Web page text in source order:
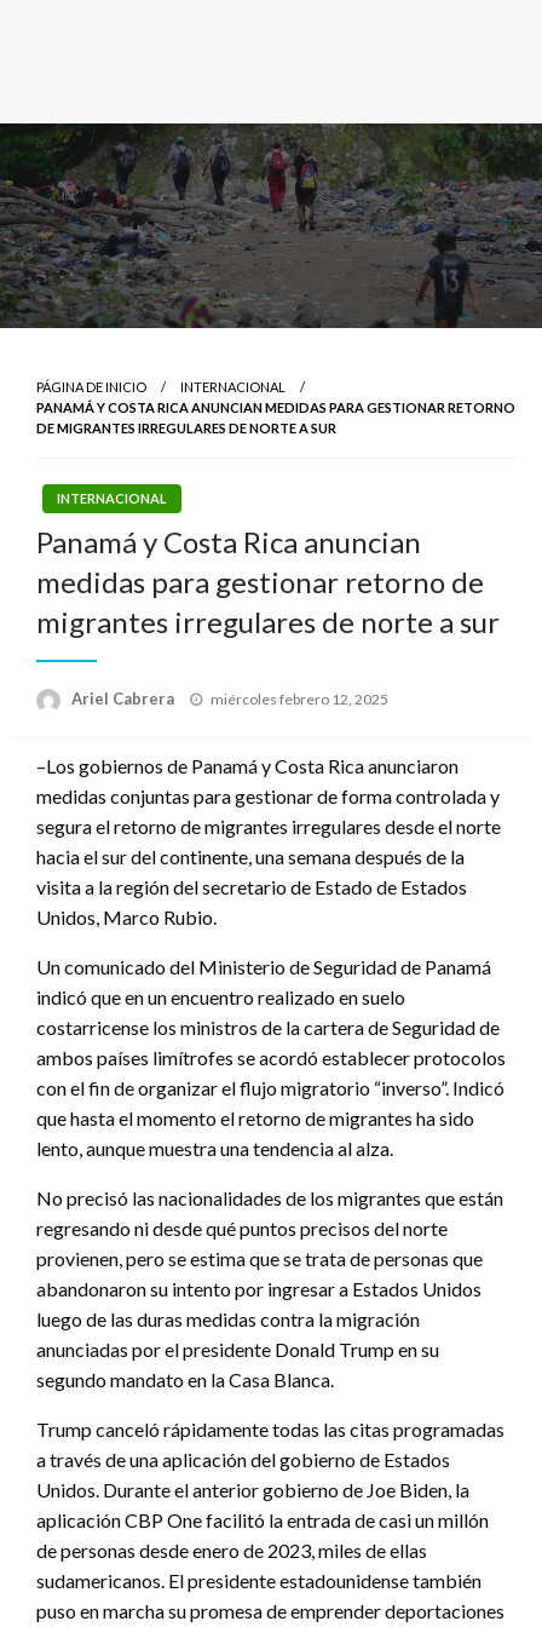
PÁGINA DE INICIO
INTERNACIONAL
PANAMÁ Y COSTA RICA ANUNCIAN MEDIDAS PARA GESTIONAR RETORNO
DE MIGRANTES IRREGULARES DE NORTE A SUR
INTERNACIONAL
Panamá y Costa Rica anuncian
medidas para gestionar retorno de
migrantes irregulares de norte a sur
Ariel Cabrera
Publicado
miércoles febrero 12, 2025
–Los gobiernos de Panamá y Costa Rica anunciaron
medidas conjuntas para gestionar de forma controlada y
segura el retorno de migrantes irregulares desde el norte
hacia el sur del continente, una semana después de la
visita a la región del secretario de Estado de Estados
Unidos, Marco Rubio.
Un comunicado del Ministerio de Seguridad de Panamá
indicó que en un encuentro realizado en suelo
costarricense los ministros de la cartera de Seguridad de
ambos países limítrofes se acordó establecer protocolos
con el fin de organizar el flujo migratorio “inverso”. Indicó
que hasta el momento el retorno de migrantes ha sido
lento, aunque muestra una tendencia al alza.
No precisó las nacionalidades de los migrantes que están
regresando ni desde qué puntos precisos del norte
provienen, pero se estima que se trata de personas que
abandonaron su intento por ingresar a Estados Unidos
luego de las duras medidas contra la migración
anunciadas por el presidente Donald Trump en su
segundo mandato en la Casa Blanca.
Trump canceló rápidamente todas las citas programadas
a través de una aplicación del gobierno de Estados
Unidos. Durante el anterior gobierno de Joe Biden, la
aplicación CBP One facilitó la entrada de casi un millón
de personas desde enero de 2023, miles de ellas
sudamericanos. El presidente estadounidense también
puso en marcha su promesa de emprender deportaciones